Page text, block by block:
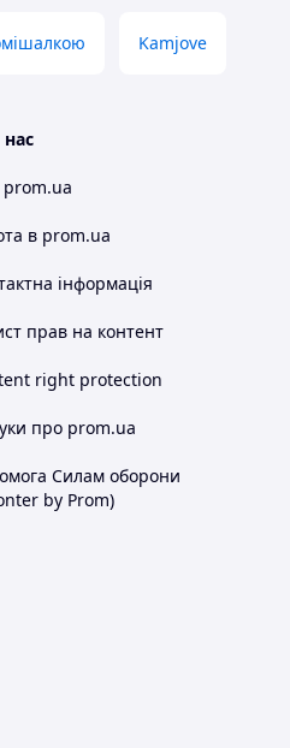
Kamjove
в prom.ua
інформація
прав на контент
right protection
про prom.ua
Силам оборони
by Prom)